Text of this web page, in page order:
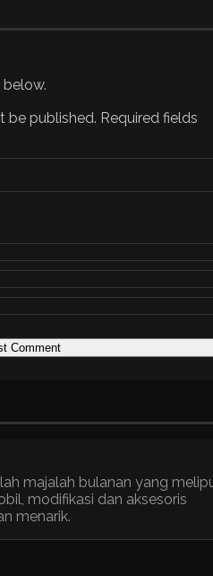
be published. Required fields
majalah bulanan yang
modifikasi dan aksesoris
menarik.